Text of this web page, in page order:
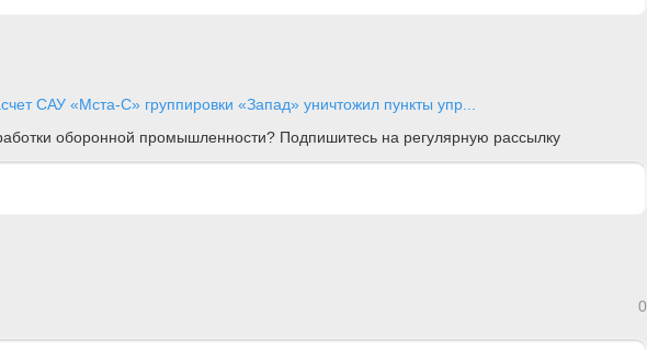
САУ «Мста-С» группировки «Запад» уничтожил пункты упр...
оборонной промышленности? Подпишитесь на регулярную рассылку
0